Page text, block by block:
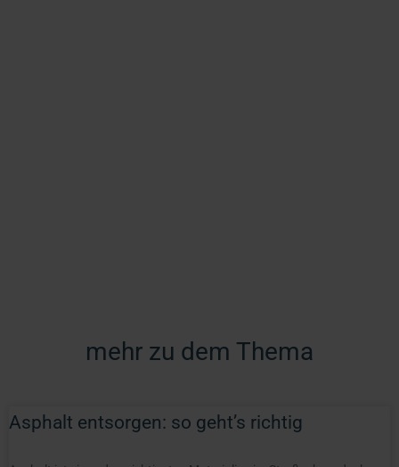
mehr zu dem Thema
Asphalt entsorgen: so geht’s richtig